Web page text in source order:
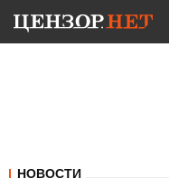
НОВОСТИ